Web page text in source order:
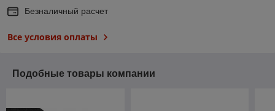
Безналичный расчет
Все условия оплаты
Подобные товары компании